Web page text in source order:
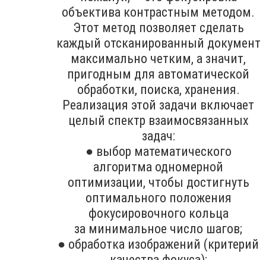
объектива контрастным методом.
Этот метод позволяет сделать
каждый отсканированный документ
максимально четким, а значит,
пригодным для автоматической
обработки, поиска, хранения.
Реализация этой задачи включает
целый спектр взаимосвязанных
задач:
● выбор математического
алгоритма одномерной
оптимизации, чтобы достигнуть
оптимального положения
фокусировочного кольца
за минимальное число шагов;
● обработка изображений (критерий